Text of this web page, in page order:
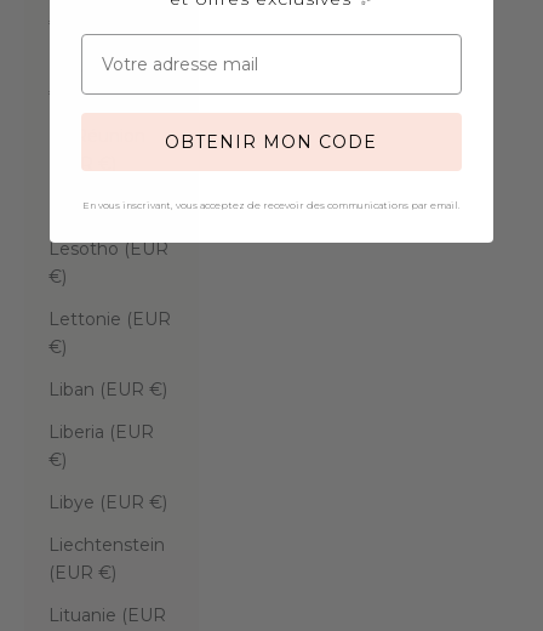
€)
Koweït (EUR
€)
Laos (EUR €)
Lesotho (EUR
€)
Lettonie (EUR
€)
Liban (EUR €)
Liberia (EUR
€)
Libye (EUR €)
Liechtenstein
(EUR €)
Lituanie (EUR
OBTENIR MON CODE
En vous inscrivant, vous acceptez de recevoir des communications par email.